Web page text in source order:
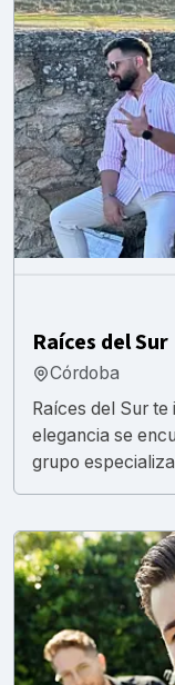
Raíces del Sur
Córdoba
Raíces del Sur
elegancia se
grupo